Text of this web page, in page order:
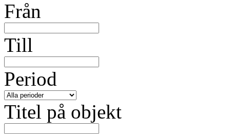
Från
Till
Period
Titel på objekt